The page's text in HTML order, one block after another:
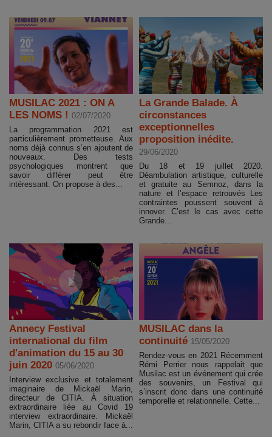
MUSILAC 2021 : ON A
LES NOMS ! 02/07/2020
La programmation 2021 est
particulièrement prometteuse. Aux
noms déjà connus s’en ajoutent de
nouveaux. Des tests
psychologiques montrent que
savoir différer peut être
intéressant. On propose à des...
La Grande Balade. À
circonstances
exceptionnelles
proposition inédite.
29/06/2020
Du 18 et 19 juillet 2020.
Déambulation artistique, culturelle
et gratuite au Semnoz, dans la
nature et l’espace retrouvés Les
contraintes poussent souvent à
innover. C’est le cas avec cette
Grande...
Annecy Festival
international du film
d'animation du 15 au 30
juin 2020 05/06/2020
Interview exclusive et totalement
imaginaire de Mickaël Marin,
directeur de CITIA. À situation
extraordinaire liée au Covid 19
interview extraordinaire. Mickaël
Marin, CITIA a su rebondir face à...
MUSILAC dans la
continuité 15/05/2020
Rendez-vous en 2021 Récemment
Rémi Perrier nous rappelait que
Musilac est un événement qui crée
des souvenirs, un Festival qui
s’inscrit donc dans une continuité
temporelle et relationnelle. Cette...